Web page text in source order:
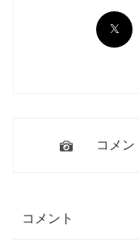
コメント
コメン